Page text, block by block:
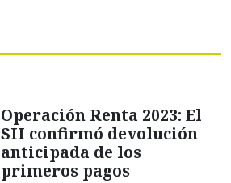
Operación Renta 2023: El
SII confirmó devolución
anticipada de los
primeros pagos